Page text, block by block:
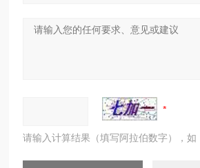
请输入计算结果（填写阿拉伯数字），如